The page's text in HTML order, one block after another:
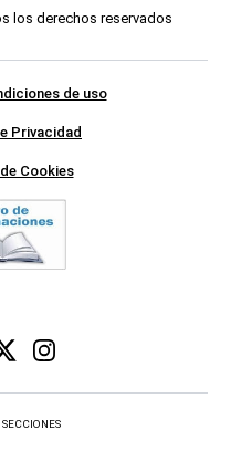
los derechos reservados
de uso
Privacidad
Cookies
SECCIONES